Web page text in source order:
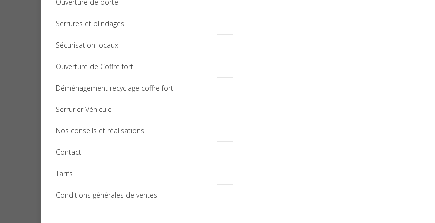
Ouverture de porte
Serrures et blindages
Sécurisation locaux
Ouverture de Coffre fort
Déménagement recyclage coffre fort
Serrurier Véhicule
Nos conseils et réalisations
Contact
Tarifs
Conditions générales de ventes